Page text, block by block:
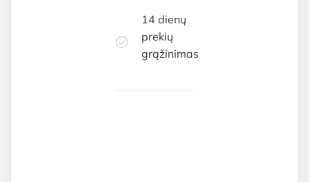
14 dienų
prekių
grąžinimas